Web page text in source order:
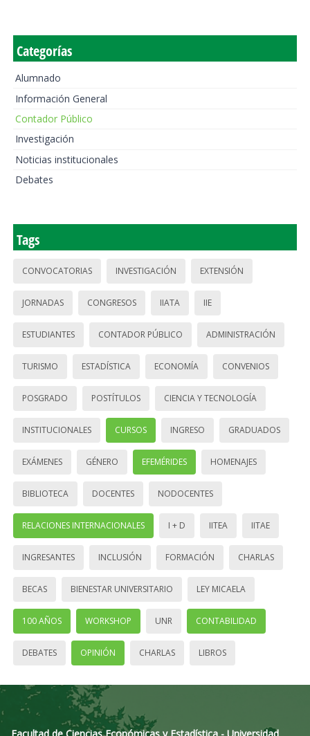
Categorías
Alumnado
Información General
Contador Público
Investigación
Noticias institucionales
Debates
Tags
CONVOCATORIAS INVESTIGACIÓN EXTENSIÓN
JORNADAS CONGRESOS IIATA IIE
ESTUDIANTES CONTADOR PÚBLICO ADMINISTRACIÓN
TURISMO ESTADÍSTICA ECONOMÍA CONVENIOS
POSGRADO POSTÍTULOS CIENCIA Y TECNOLOGÍA
INSTITUCIONALES CURSOS INGRESO GRADUADOS
EXÁMENES GÉNERO EFEMÉRIDES HOMENAJES
BIBLIOTECA DOCENTES NODOCENTES
RELACIONES INTERNACIONALES I + D IITEA IITAE
INGRESANTES INCLUSIÓN FORMACIÓN CHARLAS
BECAS BIENESTAR UNIVERSITARIO LEY MICAELA
100 AÑOS WORKSHOP UNR CONTABILIDAD
DEBATES OPINIÓN CHARLAS LIBROS